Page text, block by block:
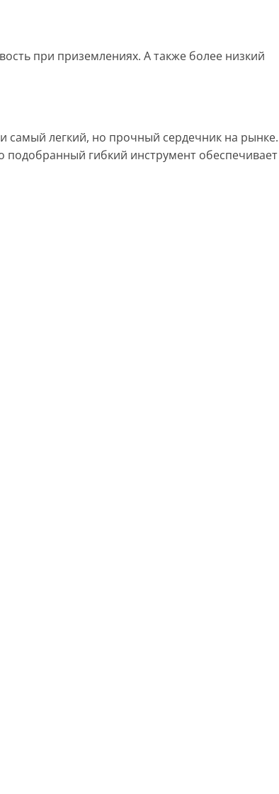
при приземлениях. А также более низкий
самый легкий, но прочный сердечник на рынке.
гибкий инструмент обеспечивает